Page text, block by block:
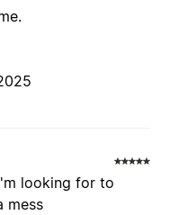
looking for to
mess